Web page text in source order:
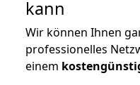
kann
Wir können Ihnen
professionelles
einem